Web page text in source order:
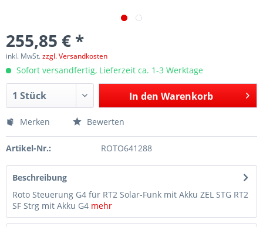
255,85 € *
inkl. MwSt.zzgl. Versandkosten
Sofort versandfertig, Lieferzeit ca. 1-3 Werktage
In den Warenkorb
Merken Bewerten
Artikel-Nr.: ROTO641288
Beschreibung
Roto Steuerung G4 für RT2 Solar-Funk mit Akku ZEL STG RT2
SF Strg mit Akku G4 mehr